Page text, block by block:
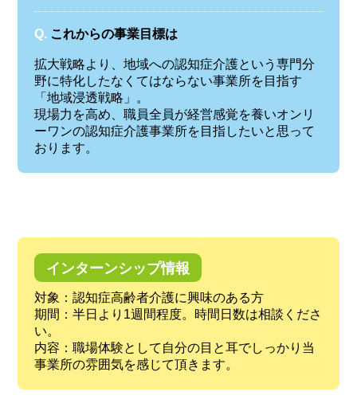
Q. これからの事業目標は
拡大戦略より、地域への認知症介護という専門分
野に特化したなくてはならない事業所を目指す
「地域浸透戦略」。
現場力を高め、職員全員が経営感覚を養いオンリ
ーワンの認知症介護事業所を目指したいと思って
おります。
インターンシップ情報
対象：認知症高齢者介護に興味のある方
期間：半日より1週間程度。時間日数は相談くださ
い。
内容：職場体験として自分の目と耳でしっかり当
事業所の雰囲気を感じて頂きます。